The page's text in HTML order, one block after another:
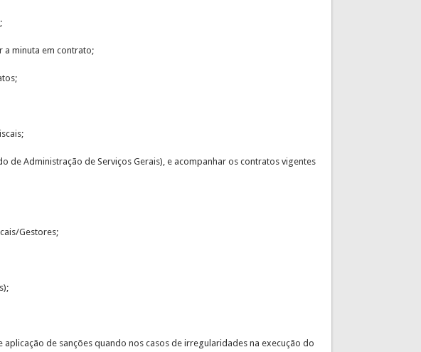
a minuta em contrato;
de Administração de Serviços Gerais), e acompanhar os contratos vigentes
Gestores;
aplicação de sanções quando nos casos de irregularidades na execução do